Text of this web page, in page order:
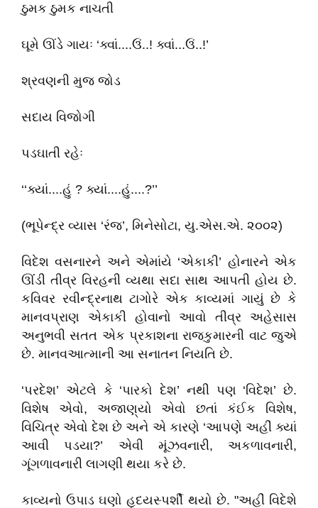
ઠુમક ઠુમક નાચતી
ઘૂમે ઊંડે ગાયઃ ‘ક્વાં....ઉં..! ક્વાં...ઉં..!’
શ્રવણની મુજ જોડ
સદાય વિજોગી
પડઘાતી રહેઃ
‘‘ક્યાં....હું ? ક્યાં....હું....?’’
(ભૂપેન્દ્ર વ્યાસ ‘રંજ’, મિનેસોટા, યુ.એસ.એ. ૨૦૦૨)
વિદેશ વસનારને અને એમાંયે ‘એકાકી’ હોનારને એક
ઊંંડી તીવ્ર વિરહની વ્યથા સદા સાથ આપતી હોય છે.
કવિવર રવીન્દ્રનાથ ટાગોરે એક કાવ્યમાં ગાયું છે કે
માનવપ્રાણ એકાકી હોવાનો આવો તીવ્ર અહેસાસ
અનુભવી સતત એક પ્રકાશના રાજકુમારની વાટ જુએ
છે. માનવઆત્માની આ સનાતન નિયતિ છે.
‘પરદેશ’ એટલે કે ‘પારકો દેશ’ નથી પણ ‘વિદેશ’ છે.
વિશેષ એવો, અજાણ્‌યો એવો છતાં કંઈક વિશેષ,
વિચિત્ર એવો દેશ છે અને એ કારણે ‘આપણે અહીં ક્યાં
આવી પડયા?’ એવી મૂંઝવનારી, અકળાવનારી,
ગૂંગળાવનારી લાગણી થયા કરે છે.
કાવ્યનો ઉપાડ ઘણો હૃદયસ્પર્શી થયો છે. "અહીં વિદેશે